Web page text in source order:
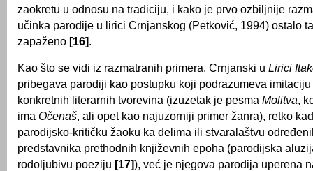
zaokretu u odnosu na tradiciju, i kako je prvo ozbiljnije
učinka parodije u lirici Crnjanskog (Petković, 1994) ostalo
zapaženo [16].
Kao što se vidi iz razmatranih primera, Crnjanski u Lirici
pribegava parodiji kao postupku koji podrazumeva
konkretnih literarnih tvorevina (izuzetak je pesma Molitva,
ima Očenaš, ali opet kao najuzorniji primer žanra), retko
parodijsko-kritičku žaoku ka delima ili stvaralaštvu
predstavnika prethodnih književnih epoha (parodijska
rodoljubivu poeziju [17]), već je njegova parodija uperena